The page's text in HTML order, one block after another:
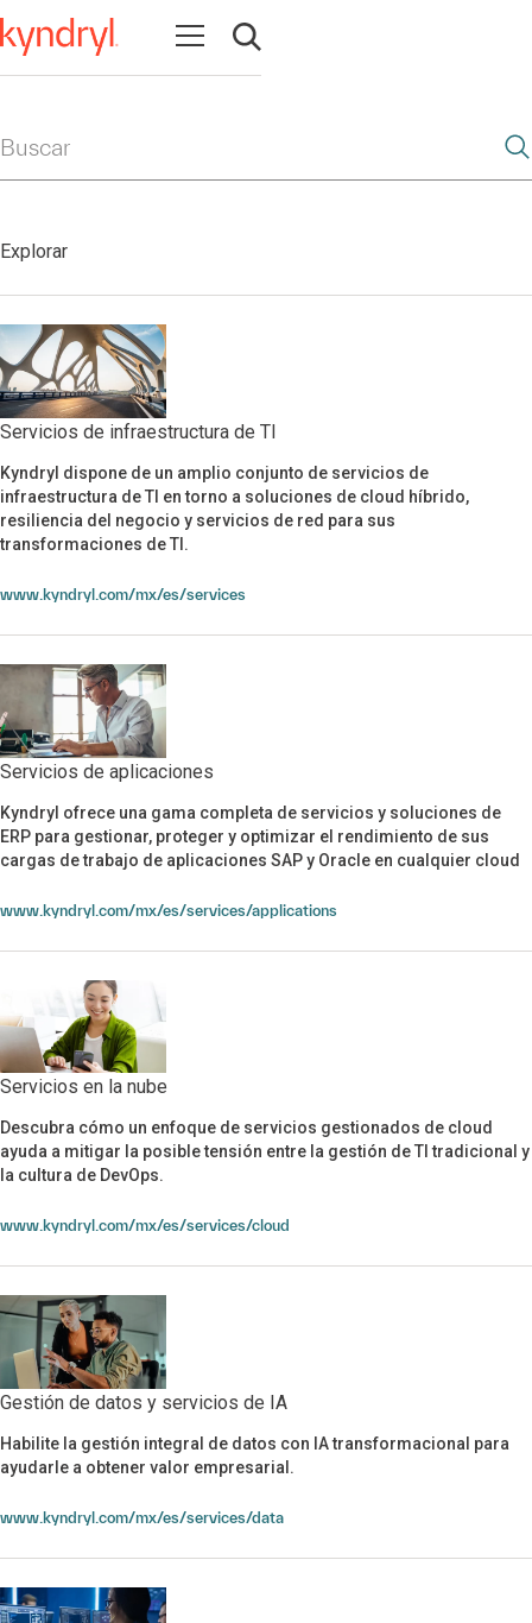
Abrir navegación
Abrir búsqueda
Explorar
Servicios de infraestructura de TI
Servicios de infraestructura de TI
Kyndryl dispone de un amplio conjunto de servicios de
infraestructura de TI en torno a soluciones de cloud híbrido,
resiliencia del negocio y servicios de red para sus
transformaciones de TI.
www.kyndryl.com/mx/es/services
Servicios de aplicaciones
Servicios de aplicaciones
Kyndryl ofrece una gama completa de servicios y soluciones de
ERP para gestionar, proteger y optimizar el rendimiento de sus
cargas de trabajo de aplicaciones SAP y Oracle en cualquier cloud
www.kyndryl.com/mx/es/services/applications
Servicios en la nube
Servicios en la nube
Descubra cómo un enfoque de servicios gestionados de cloud
ayuda a mitigar la posible tensión entre la gestión de TI tradicional y
la cultura de DevOps.
www.kyndryl.com/mx/es/services/cloud
Gestión de datos y servicios de IA
Gestión de datos y servicios de IA
Habilite la gestión integral de datos con IA transformacional para
ayudarle a obtener valor empresarial.
www.kyndryl.com/mx/es/services/data